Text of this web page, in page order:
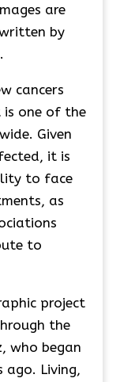
are
by
cancers
is one of the
Given
it is
to face
as
to
project
the
who began
ago. Living,